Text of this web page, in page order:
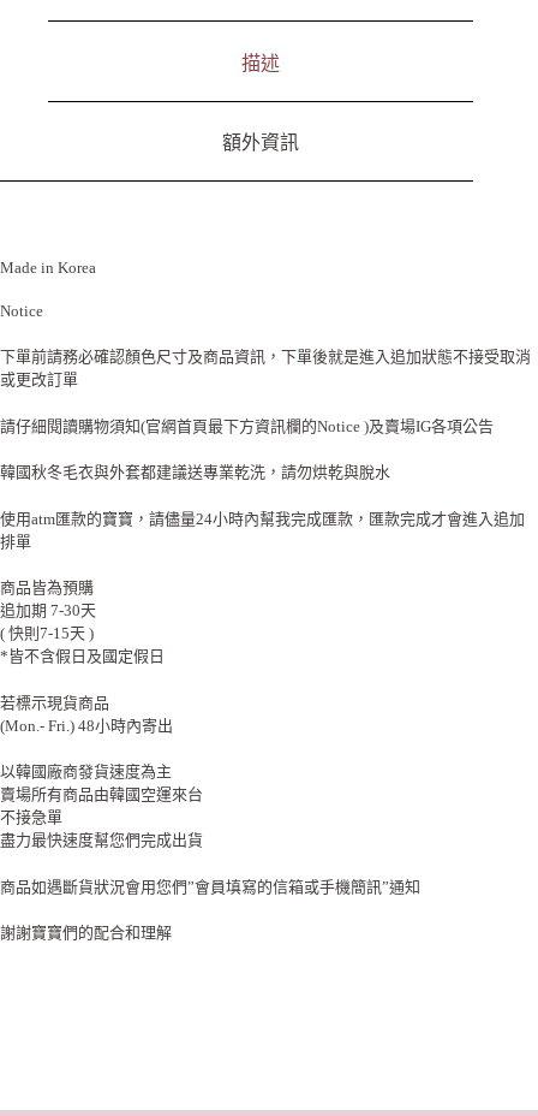
描述
額外資訊
Made in Korea
Notice
下單前請務必確認顏色尺寸及商品資訊，下單後就是進入追加狀態不接受取消
或更改訂單
請仔細閱讀購物須知(官網首頁最下方資訊欄的Notice )及賣場IG各項公告
韓國秋冬毛衣與外套都建議送專業乾洗，請勿烘乾與脫水
使用atm匯款的寶寶，請儘量24小時內幫我完成匯款，匯款完成才會進入追加
排單
商品皆為預購
追加期 7-30天
( 快則7-15天 )
*皆不含假日及國定假日
若標示現貨商品
(Mon.- Fri.) 48小時內寄出
以韓國廠商發貨速度為主
賣場所有商品由韓國空運來台
不接急單
盡力最快速度幫您們完成出貨
商品如遇斷貨狀況會用您們”會員填寫的信箱或手機簡訊”通知
謝謝寶寶們的配合和理解